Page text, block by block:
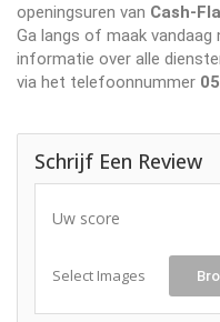
openingsuren van Cash-
Ga langs of maak
informatie over alle
via het telefoonnummer
Schrijf Een Review
Uw score
Select Images